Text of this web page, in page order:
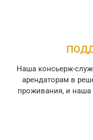
Наша консьерж-
арендаторам в
проживания, и наша